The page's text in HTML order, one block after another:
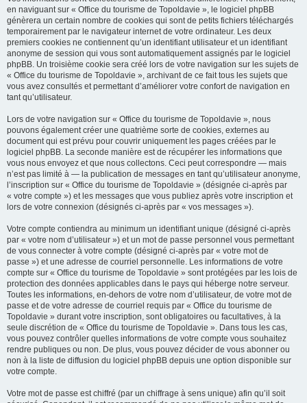
en naviguant sur « Office du tourisme de Topoldavie », le logiciel phpBB
génèrera un certain nombre de cookies qui sont de petits fichiers téléchargés
temporairement par le navigateur internet de votre ordinateur. Les deux
premiers cookies ne contiennent qu’un identifiant utilisateur et un identifiant
anonyme de session qui vous sont automatiquement assignés par le logiciel
phpBB. Un troisième cookie sera créé lors de votre navigation sur les sujets de
« Office du tourisme de Topoldavie », archivant de ce fait tous les sujets que
vous avez consultés et permettant d’améliorer votre confort de navigation en
tant qu’utilisateur.
Lors de votre navigation sur « Office du tourisme de Topoldavie », nous
pouvons également créer une quatrième sorte de cookies, externes au
document qui est prévu pour couvrir uniquement les pages créées par le
logiciel phpBB. La seconde manière est de récupérer les informations que
vous nous envoyez et que nous collectons. Ceci peut correspondre — mais
n’est pas limité à — la publication de messages en tant qu’utilisateur anonyme,
l’inscription sur « Office du tourisme de Topoldavie » (désignée ci-après par
« votre compte ») et les messages que vous publiez après votre inscription et
lors de votre connexion (désignés ci-après par « vos messages »).
Votre compte contiendra au minimum un identifiant unique (désigné ci-après
par « votre nom d’utilisateur ») et un mot de passe personnel vous permettant
de vous connecter à votre compte (désigné ci-après par « votre mot de
passe ») et une adresse de courriel personnelle. Les informations de votre
compte sur « Office du tourisme de Topoldavie » sont protégées par les lois de
protection des données applicables dans le pays qui héberge notre serveur.
Toutes les informations, en-dehors de votre nom d’utilisateur, de votre mot de
passe et de votre adresse de courriel requis par « Office du tourisme de
Topoldavie » durant votre inscription, sont obligatoires ou facultatives, à la
seule discrétion de « Office du tourisme de Topoldavie ». Dans tous les cas,
vous pouvez contrôler quelles informations de votre compte vous souhaitez
rendre publiques ou non. De plus, vous pouvez décider de vous abonner ou
non à la liste de diffusion du logiciel phpBB depuis une option disponible sur
votre compte.
Votre mot de passe est chiffré (par un chiffrage à sens unique) afin qu’il soit